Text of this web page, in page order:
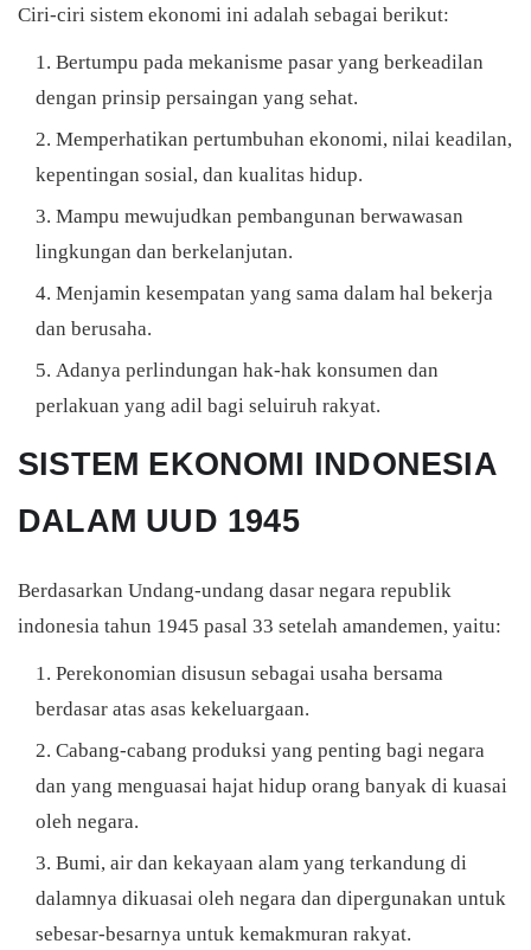
Ciri-ciri sistem ekonomi ini adalah sebagai berikut:
Bertumpu pada mekanisme pasar yang berkeadilan
dengan prinsip persaingan yang sehat.
Memperhatikan pertumbuhan ekonomi, nilai keadilan,
kepentingan sosial, dan kualitas hidup.
Mampu mewujudkan pembangunan berwawasan
lingkungan dan berkelanjutan.
Menjamin kesempatan yang sama dalam hal bekerja
dan berusaha.
Adanya perlindungan hak-hak konsumen dan
perlakuan yang adil bagi seluiruh rakyat.
SISTEM EKONOMI INDONESIA
DALAM UUD 1945
Berdasarkan Undang-undang dasar negara republik
indonesia tahun 1945 pasal 33 setelah amandemen, yaitu:
Perekonomian disusun sebagai usaha bersama
berdasar atas asas kekeluargaan.
Cabang-cabang produksi yang penting bagi negara
dan yang menguasai hajat hidup orang banyak di kuasai
oleh negara.
Bumi, air dan kekayaan alam yang terkandung di
dalamnya dikuasai oleh negara dan dipergunakan untuk
sebesar-besarnya untuk kemakmuran rakyat.